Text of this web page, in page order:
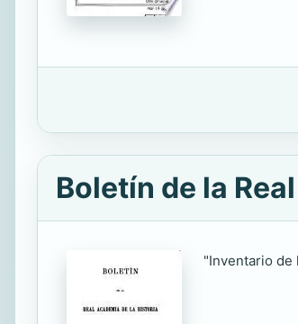
Boletín de la
"Inventario de